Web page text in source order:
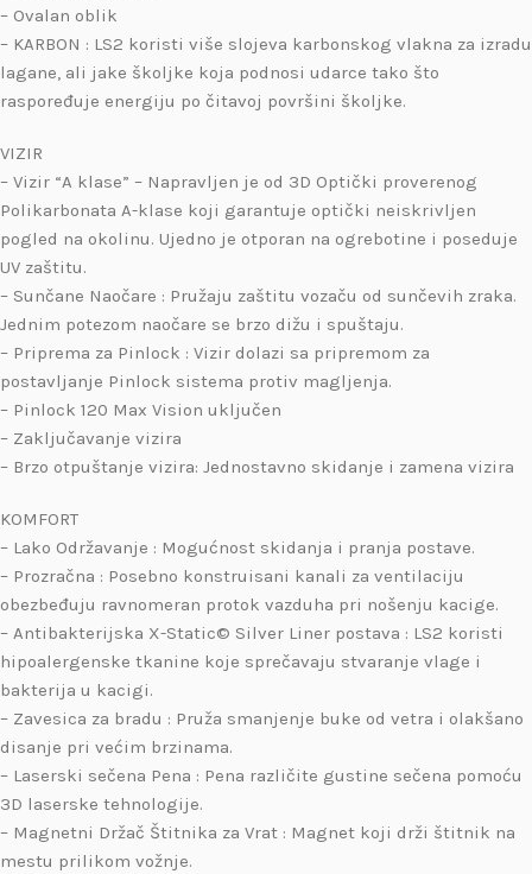
– Ovalan oblik
– KARBON : LS2 koristi više slojeva karbonskog vlakna za izradu
lagane, ali jake školjke koja podnosi udarce tako što
raspoređuje energiju po čitavoj površini školjke.
VIZIR
– Vizir “A klase” – Napravljen je od 3D Optički proverenog
Polikarbonata A-klase koji garantuje optički neiskrivljen
pogled na okolinu. Ujedno je otporan na ogrebotine i poseduje
UV zaštitu.
– Sunčane Naočare : Pružaju zaštitu vozaču od sunčevih zraka.
Jednim potezom naočare se brzo dižu i spuštaju.
– Priprema za Pinlock : Vizir dolazi sa pripremom za
postavljanje Pinlock sistema protiv magljenja.
– Pinlock 120 Max Vision uključen
– Zaključavanje vizira
– Brzo otpuštanje vizira: Jednostavno skidanje i zamena vizira
KOMFORT
– Lako Održavanje : Mogućnost skidanja i pranja postave.
– Prozračna : Posebno konstruisani kanali za ventilaciju
obezbeđuju ravnomeran protok vazduha pri nošenju kacige.
– Antibakterijska X-Static© Silver Liner postava : LS2 koristi
hipoalergenske tkanine koje sprečavaju stvaranje vlage i
bakterija u kacigi.
– Zavesica za bradu : Pruža smanjenje buke od vetra i olakšano
disanje pri većim brzinama.
– Laserski sečena Pena : Pena različite gustine sečena pomoću
3D laserske tehnologije.
– Magnetni Držač Štitnika za Vrat : Magnet koji drži štitnik na
mestu prilikom vožnje.